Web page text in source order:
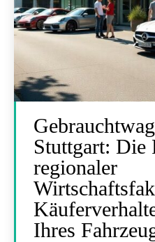
Stuttgart: Die
regionaler
Ihres